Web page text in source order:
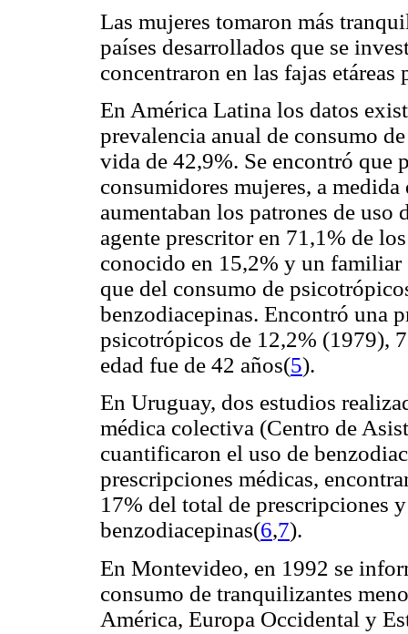
Las mujeres tomaron más
países desarrollados que se
concentraron en las fajas
En América Latina los datos
prevalencia anual de consumo
vida de 42,9%. Se encontró que
consumidores mujeres, a medida
aumentaban los patrones de
agente prescritor en 71,1% de
conocido en 15,2% y un familiar
que del consumo de
benzodiacepinas. Encontró una
psicotrópicos de 12,2% (1979),
edad fue de 42 años(5).
En Uruguay, dos estudios
médica colectiva (Centro de
cuantificaron el uso de
prescripciones médicas,
17% del total de prescripciones
benzodiacepinas(6,7).
En Montevideo, en 1992 se
consumo de tranquilizantes
América, Europa Occidental y